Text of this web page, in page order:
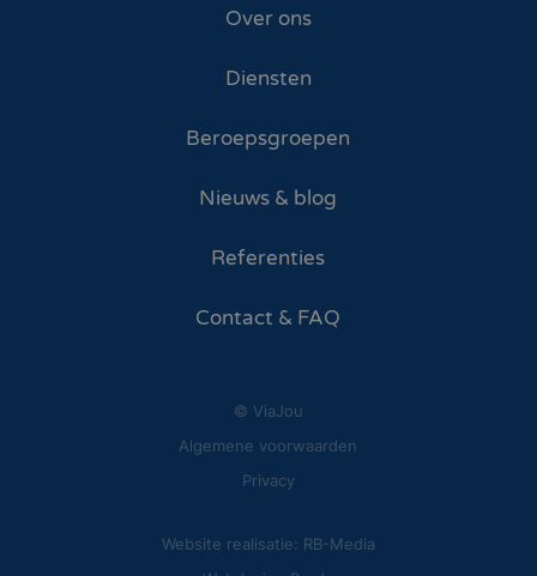
Over ons
Diensten
Beroepsgroepen
Nieuws & blog
Referenties
Contact & FAQ
© ViaJou
Algemene voorwaarden
Privacy
Website realisatie: RB-Media